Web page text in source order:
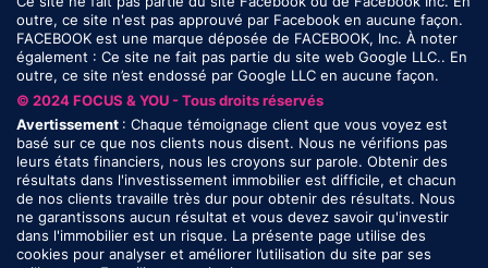
outre, ce site n'est pas approuvé par Facebook en aucune façon.
FACEBOOK est une marque déposée de FACEBOOK, Inc. À noter
également : Ce site ne fait pas partie du site web Google LLC.. En
outre, ce site n’est endossé par Google LLC en aucune façon.
© 2024 FOCUS & YOU - Tous droits réservés
Avertissement : Chaque témoignage client que vous voyez est
basé sur ce que nos clients nous disent. Nous ne vérifions pas
leurs états financiers, nous les croyons sur parole. Obtenir des
résultats dans l'investissement immobilier est difficile, et chacun
de nos clients travaille très dur pour obtenir des résultats. Nous
ne garantissons aucun résultat et vous devez savoir qu'investir
dans l'immobilier est un risque. La présente page utilise des
cookies pour analyser et améliorer l’utilisation du site par ses